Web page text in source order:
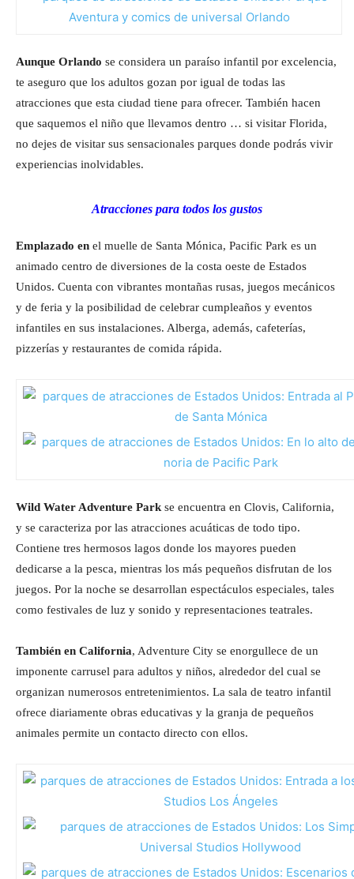
Aunque Orlando se considera un paraíso infantil por excelencia,
te aseguro que los adultos gozan por igual de todas las
atracciones que esta ciudad tiene para ofrecer. También hacen
que saquemos el niño que llevamos dentro … si visitar Florida,
no dejes de visitar sus sensacionales parques donde podrás vivir
experiencias inolvidables.
Atracciones para todos los gustos
Emplazado en el muelle de Santa Mónica, Pacific Park es un
animado centro de diversiones de la costa oeste de Estados
Unidos. Cuenta con vibrantes montañas rusas, juegos mecánicos
y de feria y la posibilidad de celebrar cumpleaños y eventos
infantiles en sus instalaciones. Alberga, además, cafeterías,
pizzerías y restaurantes de comida rápida.
Wild Water Adventure Park se encuentra en Clovis, California,
y se caracteriza por las atracciones acuáticas de todo tipo.
Contiene tres hermosos lagos donde los mayores pueden
dedicarse a la pesca, mientras los más pequeños disfrutan de los
juegos. Por la noche se desarrollan espectáculos especiales, tales
como festivales de luz y sonido y representaciones teatrales.
También en California, Adventure City se enorgullece de un
imponente carrusel para adultos y niños, alrededor del cual se
organizan numerosos entretenimientos. La sala de teatro infantil
ofrece diariamente obras educativas y la granja de pequeños
animales permite un contacto directo con ellos.